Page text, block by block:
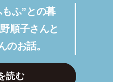
もふ”との暮
順子さんと
のお話。
読む